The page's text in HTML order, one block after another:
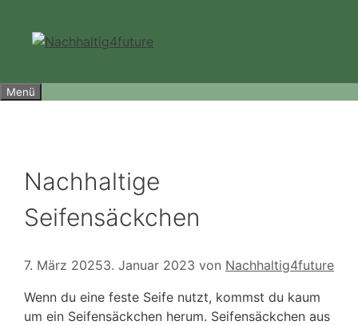
springen
Menü
Nachhaltige
Seifensäckchen
7. März 20253. Januar 2023 von Nachhaltig4future
Wenn du eine feste Seife nutzt, kommst du kaum
um ein Seifensäckchen herum. Seifensäckchen aus